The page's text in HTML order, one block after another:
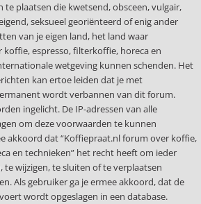
te plaatsen die kwetsend, obsceen, vulgair,
seksueel georiënteerd of enig ander
van je eigen land, het land waar
espresso, filterkoffie, horeca en
wetgeving kunnen schenden. Het
kan ertoe leiden dat je met
wordt verbannen van dit forum.
ingelicht. De IP-adressen van alle
om deze voorwaarden te kunnen
akkoord dat “Koffiepraat.nl forum over koffie,
en technieken” het recht heeft om ieder
wijzigen, te sluiten of te verplaatsen
Als gebruiker ga je ermee akkoord, dat de
wordt opgeslagen in een database.